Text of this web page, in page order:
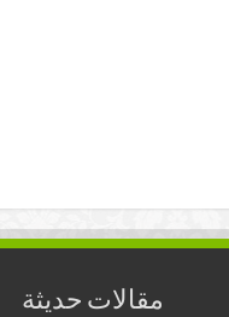
مقالات حديثة